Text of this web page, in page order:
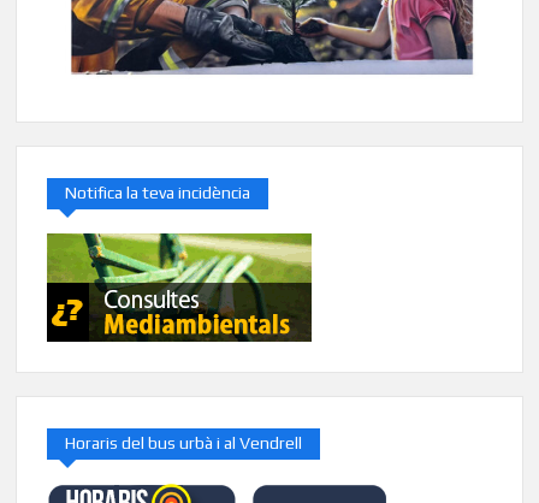
Notifica la teva incidència
Horaris del bus urbà i al Vendrell